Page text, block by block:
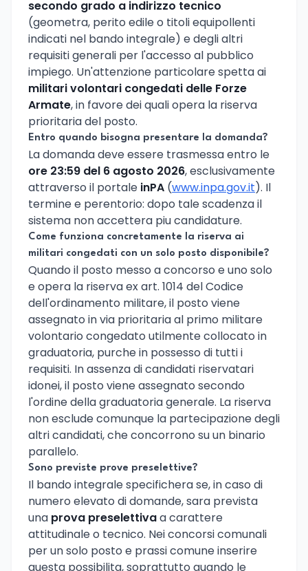
secondo grado a indirizzo tecnico
(geometra, perito edile o titoli equipollenti
indicati nel bando integrale) e degli altri
requisiti generali per l'accesso al pubblico
impiego. Un'attenzione particolare spetta ai
militari volontari congedati delle Forze
Armate, in favore dei quali opera la riserva
prioritaria del posto.
Entro quando bisogna presentare la domanda?
La domanda deve essere trasmessa entro le
ore 23:59 del 6 agosto 2026, esclusivamente
attraverso il portale inPA (www.inpa.gov.it). Il
termine e perentorio: dopo tale scadenza il
sistema non accettera piu candidature.
Come funziona concretamente la riserva ai
militari congedati con un solo posto disponibile?
Quando il posto messo a concorso e uno solo
e opera la riserva ex art. 1014 del Codice
dell'ordinamento militare, il posto viene
assegnato in via prioritaria al primo militare
volontario congedato utilmente collocato in
graduatoria, purche in possesso di tutti i
requisiti. In assenza di candidati riservatari
idonei, il posto viene assegnato secondo
l'ordine della graduatoria generale. La riserva
non esclude comunque la partecipazione degli
altri candidati, che concorrono su un binario
parallelo.
Sono previste prove preselettive?
Il bando integrale specifichera se, in caso di
numero elevato di domande, sara prevista
una prova preselettivaa carattere
attitudinale o tecnico. Nei concorsi comunali
per un solo posto e prassi comune inserire
questa possibilita, soprattutto quando le